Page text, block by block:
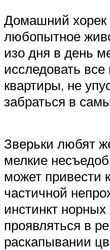
Домашний хорек
любопытное
изо дня в день
исследовать
квартиры, не
забраться в
Зверьки любят
мелкие
может привести
частичной
инстинкт
проявляться в
раскапывании